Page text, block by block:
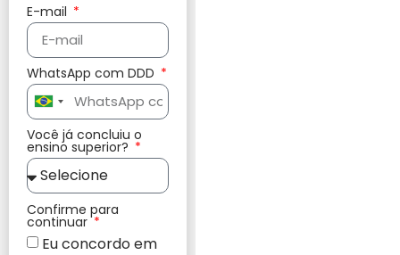
E-mail
WhatsApp com DDD
Brazil
+55
Você já concluiu o
ensino superior?
Confirme para
continuar
Eu concordo em